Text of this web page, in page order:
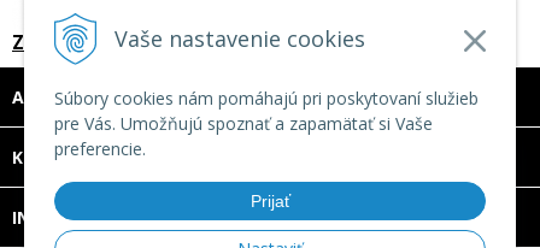
Vaše nastavenie cookies
Súbory cookies nám pomáhajú pri poskytovaní služieb
pre Vás. Umožňujú spoznať a zapamätať si Vaše
preferencie.
Prijať
Zemniaca svorka 160A
ADRESA
KONTAKT
INFO
DOVOLENKA 3. - 7. augusta 2026
Predajňa bude ZATVORENÁ a vytvorené
objednávky začneme vybavovať 10.8.2026.